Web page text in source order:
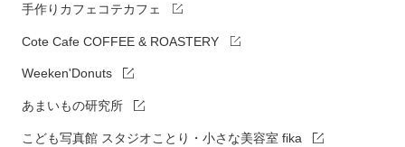
手作りカフェコテカフェ
Cote Cafe COFFEE & ROASTERY
Weeken'Donuts
あまいもの研究所
こども写真館 スタジオことり・小さな美容室 fika